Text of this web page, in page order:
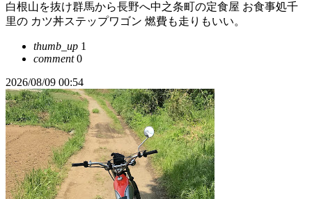
白根山を抜け群馬から長野へ中之条町の定食屋 お食事処千
里の カツ丼ステップワゴン 燃費も走りもいい。
thumb_up 1
comment0
2026/08/09 00:54